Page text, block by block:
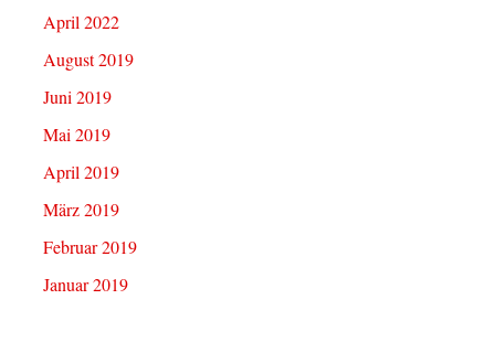
April 2022
August 2019
Juni 2019
Mai 2019
April 2019
März 2019
Februar 2019
Januar 2019